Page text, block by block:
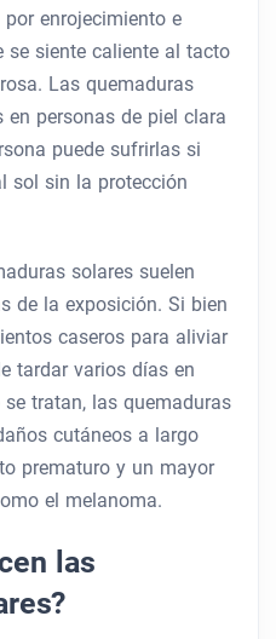
por enrojecimiento e
se siente caliente al tacto
Las quemaduras
personas de piel clara
puede sufrirlas si
sol sin la protección
solares suelen
de la exposición. Si bien
caseros para aliviar
tardar varios días en
tratan, las quemaduras
cutáneos a largo
prematuro y un mayor
el melanoma.
las